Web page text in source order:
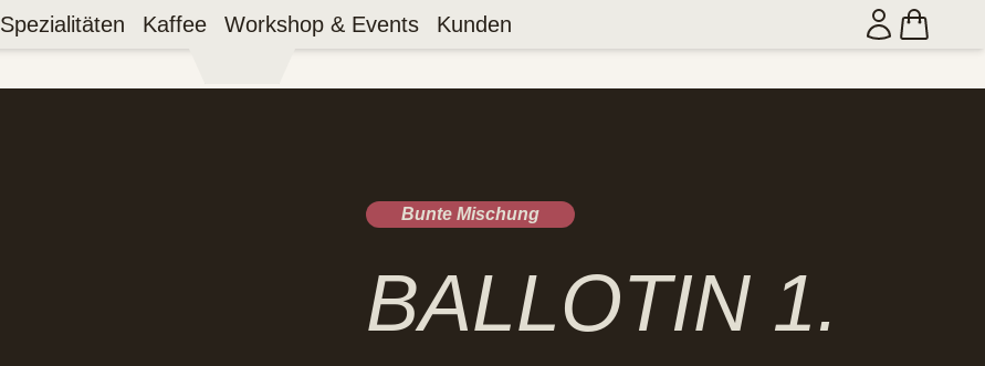
Spezialitäten Kaffee Workshop & Events Kunden
Bunte Mischung
BALLOTIN 1.